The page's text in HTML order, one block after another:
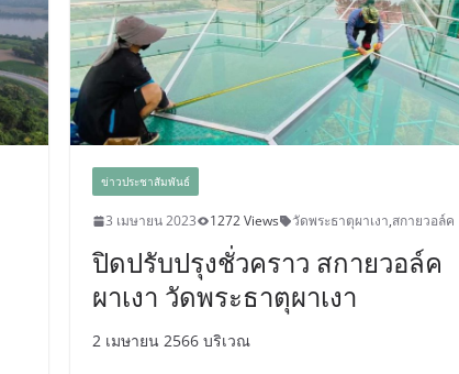
ข่าวประชาสัมพันธ์
3 เมษายน 2023 1272 Views วัดพระธาตุผาเงา,สกายวอล์ค
ปิดปรับปรุงชั่วคราว สกายวอล์ค
ผาเงา วัดพระธาตุผาเงา
2 เมษายน 2566 บริเวณ